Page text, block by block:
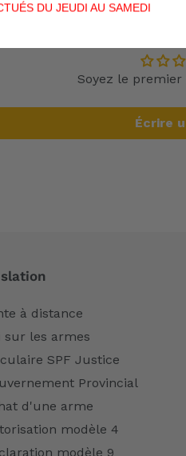
Soyez le
Écrire
à distance
sur les armes
SPF Justice
Provincial
d'une arme
modèle 4
modèle 9
DU JEUDI AU SAMEDI